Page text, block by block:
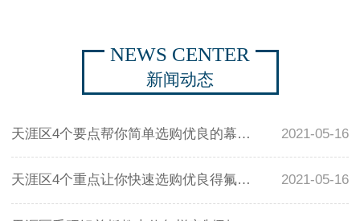
NEWS CENTER
新闻动态
天涯区4个要点帮你简单选购优良的幕墙铝单板 2021-05-16
天涯区4个重点让你快速选购优良得氟碳铝单板 2021-05-16